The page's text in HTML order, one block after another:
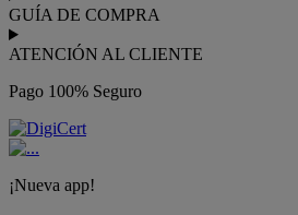
GUÍA DE COMPRA
ATENCIÓN AL CLIENTE
Pago 100% Seguro
¡Nueva app!